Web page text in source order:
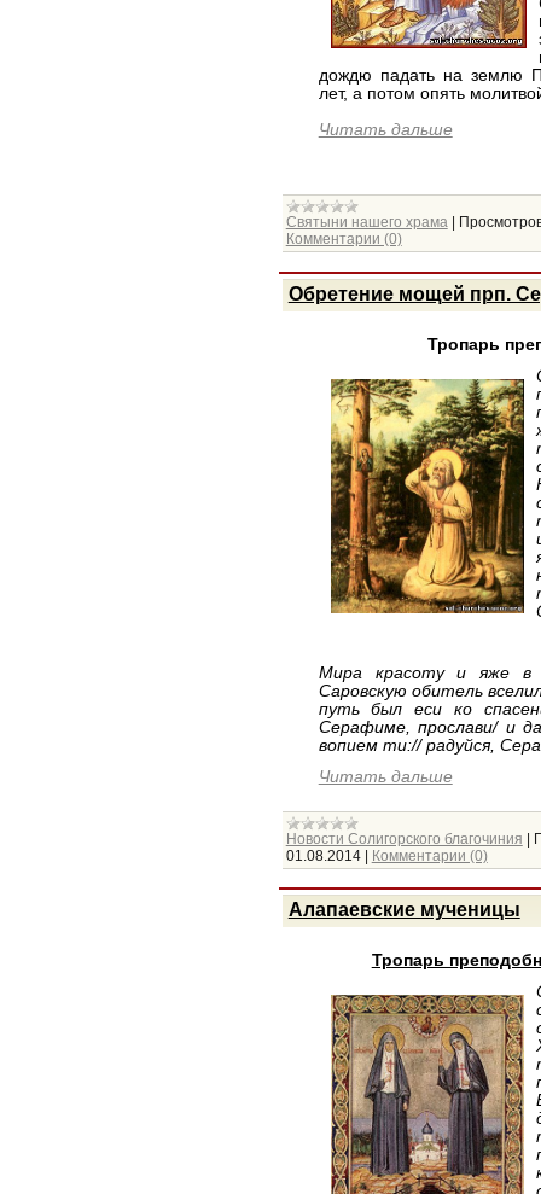
дождю падать на землю
лет, а потом опять
Читать дальше
Святыни нашего храма|
Комментарии (0)
Обретение мощей прп.
Тропарь
Мира красоту и яже в
Саровскую обитель
путь был еси ко
Серафиме, прослави/ и
вопием ти:// радуйся,
Читать дальше
Новости Солигорского благочиния |
01.08.2014 | Комментарии (0)
Алапаевские мученицы
Тропарь